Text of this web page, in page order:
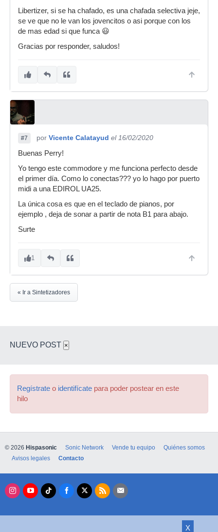
Libertizer, si se ha chafado, es una chafada selectiva jeje,
se ve que no le van los jovencitos o asi porque con los
de mas edad si que funca 😃
Gracias por responder, saludos!
#7 por Vicente Calatayud el 16/02/2020
Buenas Perry!
Yo tengo este commodore y me funciona perfecto desde
el primer día. Como lo conectas??? yo lo hago por puerto
midi a una EDIROL UA25.
La única cosa es que en el teclado de pianos, por
ejemplo , deja de sonar a partir de nota B1 para abajo.
Surte
1
« Ir a Sintetizadores
NUEVO POST ×
Regístrate o identifícate para poder postear en este
hilo
X
© 2026 Hispasonic Sonic Network Vende tu equipo
Quiénes somos
Avisos legales
Contacto